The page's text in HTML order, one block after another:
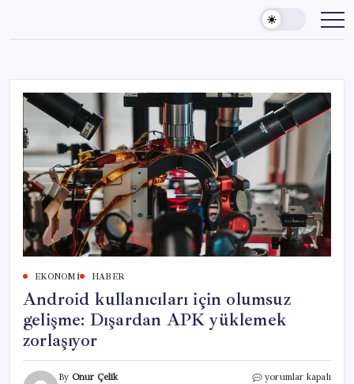
content
EKONOMI HABER
Android kullanıcıları için olumsuz
gelişme: Dışardan APK yüklemek
zorlaşıyor
By Onur Çelik
Android
yorumlar kapalı